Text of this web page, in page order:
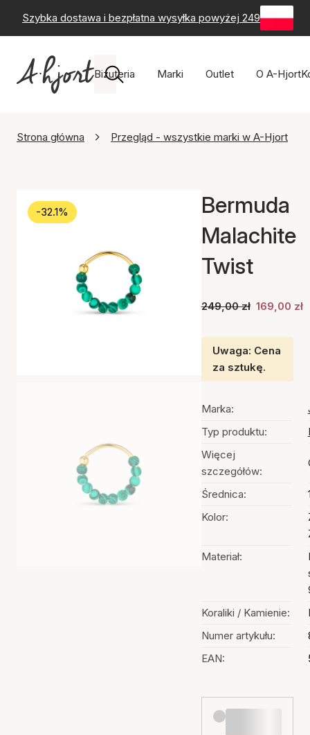
Szybka dostawa i bezpłatna wysyłka powyżej 249 zł -
Biżuteria Marki Outlet O A-Hjort
Strona główna Przegląd - wszystkie marki w A-Hjort
-32.1%
Bermuda
Malachite
Twist
249,00 zł 169,00 zł
Uwaga: Cena
za sztukę.
Marka:
Typ produktu:
Więcej
szczegółów:
Średnica:
Kolor:
Materiał:
Koraliki / Kamienie:
Numer artykułu:
EAN: